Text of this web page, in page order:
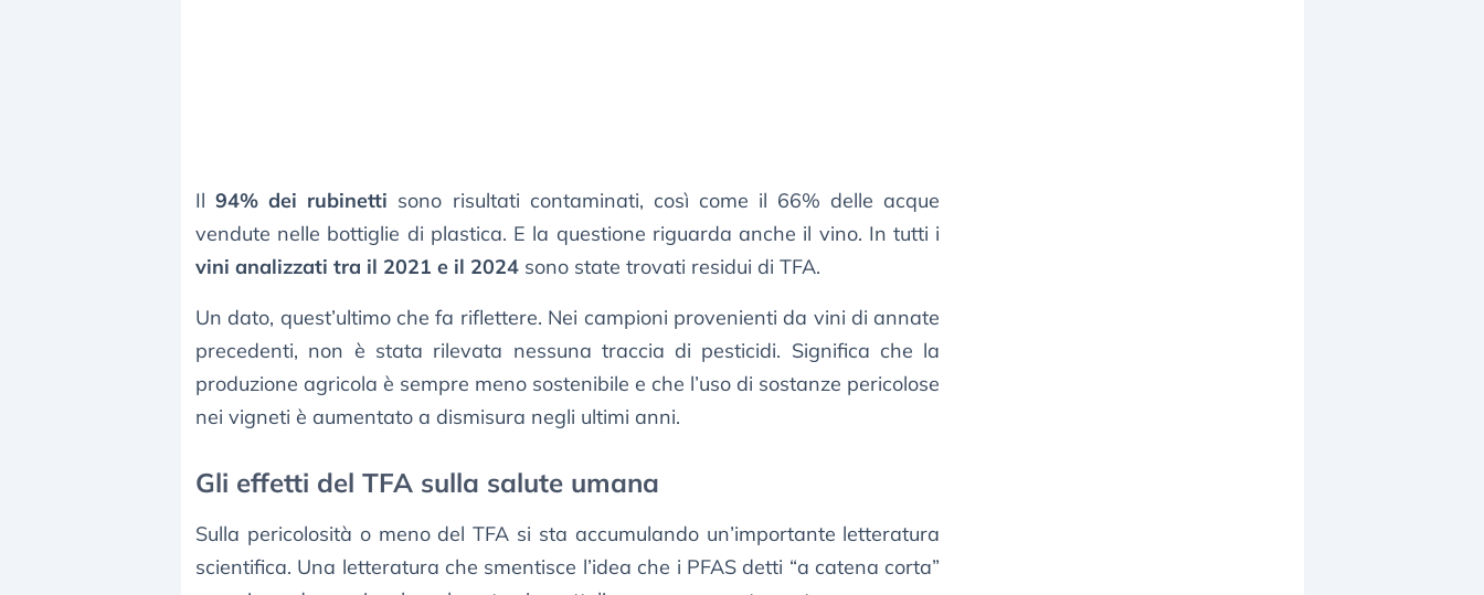
Il94% dei rubinetti sono risultati contaminati, così come il 66% delle acque
vendute nelle bottiglie di plastica. E la questione riguarda anche il vino. In tutti i
vini analizzati tra il 2021 e il 2024 sono state trovati residui di TFA.
Un dato, quest’ultimo che fa riflettere. Nei campioni provenienti da vini di annate
precedenti, non è stata rilevata nessuna traccia di pesticidi. Significa che la
produzione agricola è sempre meno sostenibile e che l’uso di sostanze pericolose
nei vigneti è aumentato a dismisura negli ultimi anni.
Gli effetti del TFA sulla salute umana
Sulla pericolosità o meno del TFA si sta accumulando un’importante letteratura
scientifica. Una letteratura che smentisce l’idea che i PFAS detti “a catena corta”